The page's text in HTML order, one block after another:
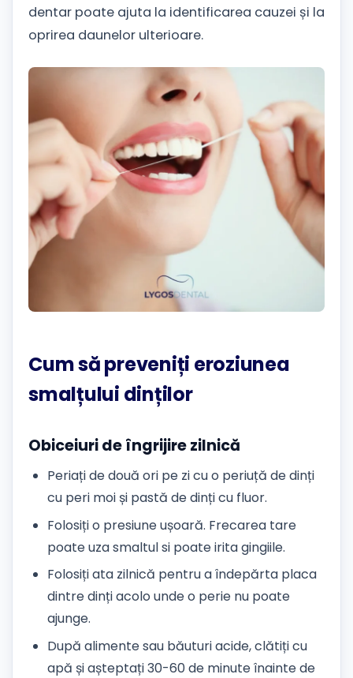
dentar poate ajuta la identificarea cauzei și la
oprirea daunelor ulterioare.
Cum să preveniți eroziunea
smalțului dinților
Obiceiuri de îngrijire zilnică
Periați de două ori pe zi cu o periuță de dinți
cu peri moi și pastă de dinți cu fluor.
Folosiți o presiune ușoară. Frecarea tare
poate uza smaltul si poate irita gingiile.
Folosiți ata zilnică pentru a îndepărta placa
dintre dinți acolo unde o perie nu poate
ajunge.
După alimente sau băuturi acide, clătiți cu
apă și așteptați 30-60 de minute înainte de